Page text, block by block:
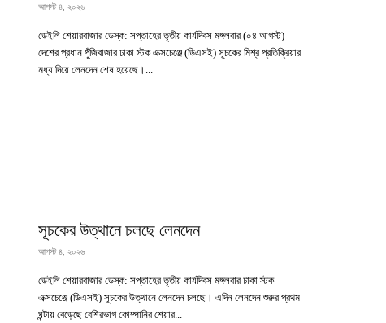
আগস্ট ৪, ২০২৬
ডেইলি শেয়ারবাজার ডেস্ক: সপ্তাহের তৃতীয় কার্যদিবস মঙ্গলবার (০৪ আগস্ট)
দেশের প্রধান পুঁজিবাজার ঢাকা স্টক এক্সচেঞ্জে (ডিএসই) সূচকের মিশ্র প্রতিক্রিয়ার
মধ্য দিয়ে লেনদেন শেষ হয়েছে।...
সূচকের উত্থানে চলছে লেনদেন
আগস্ট ৪, ২০২৬
ডেইলি শেয়ারবাজার ডেস্ক: সপ্তাহের তৃতীয় কার্যদিবস মঙ্গলবার ঢাকা স্টক
এক্সচেঞ্জে (ডিএসই) সূচকের উত্থানে লেনদেন চলছে। এদিন লেনদেন শুরুর প্রথম
ঘন্টায় বেড়েছে বেশিরভাগ কোম্পানির শেয়ার...